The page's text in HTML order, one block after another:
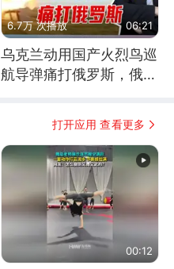
6.7万 次播放 06:21
乌克兰动用国产火烈鸟巡
航导弹痛打俄罗斯，俄军
打开应用 查看更多
00:12